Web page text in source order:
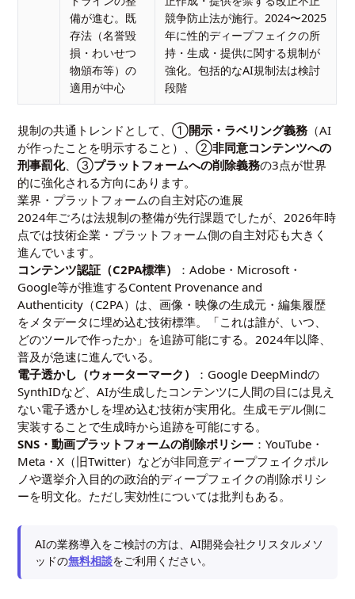
備が進む。既
存法（名誉毀
損・わいせつ
物頒布等）の
適用が中心
競争防止法が施行。2024〜2025
年に性的ディープフェイクの所
持・生成・提供に関する規制が
強化。包括的なAI規制法は検討
段階
規制の共通トレンドとして、①開示・ラベリング義務 （AI
が作ったことを明示すること）、②非同意コンテンツへの
刑事罰化、③プラットフォームへの削除義務の3点が世界
的に強化される方向にあります。
業界・プラットフォームの自主対応の進展
2024年ごろは法規制の整備が先行課題でしたが、2026年時
点では技術企業・プラットフォーム側の自主対応も大きく
進んでいます。
コンテンツ認証（C2PA標準）
：Adobe・Microsoft・
Google等が推進するContent Provenance and
Authenticity（C2PA）は、画像・映像の生成元・編集履歴
をメタデータに埋め込む技術標準。「これは誰が、いつ、
どのツールで作ったか」を追跡可能にする。2024年以降、
普及が急速に進んでいる。
電子透かし（ウォーターマーク）
：Google DeepMindの
SynthIDなど、AIが生成したコンテンツに人間の目には見え
ない電子透かしを埋め込む技術が実用化。生成モデル側に
実装することで生成時から追跡を可能にする。
SNS・動画プラットフォームの削除ポリシー ：YouTube・
Meta・X（旧Twitter）などが非同意ディープフェイクポル
ノや選挙介入目的の政治的ディープフェイクの削除ポリシ
ーを明文化。ただし実効性については批判もある。
AIの業務導入をご検討の方は、AI開発会社クリスタルメソ
ッドの無料相談をご利用ください。